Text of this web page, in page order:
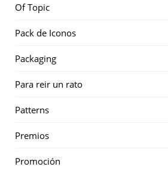
Of Topic
Pack de Iconos
Packaging
Para reir un rato
Patterns
Premios
Promoción